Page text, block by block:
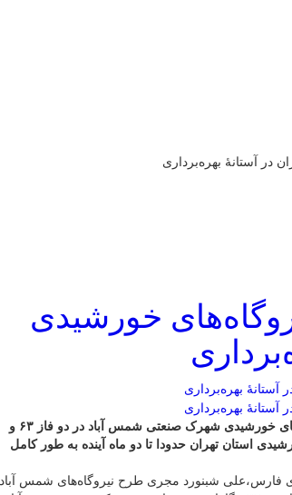
در آستانۀ بهره‌برداری
خورشیدی
مجری طرح نیروگاه‌های شمس آباد گفت: نیروگاه‌های خورشیدی شهرک صنعتی شمس آباد در دو فاز ۶۳ و
استان تهران حدودا تا دو ماه آینده به طور کامل
فارس،علی شبنورد مجری طرح نیروگاه‌های شمس آباد